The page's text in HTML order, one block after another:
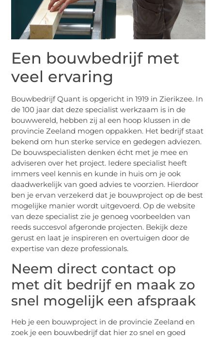
Een bouwbedrijf met
veel ervaring
Bouwbedrijf Quant is opgericht in 1919 in Zierikzee. In
de 100 jaar dat deze specialist werkzaam is in de
bouwwereld, hebben zij al een hoop klussen in de
provincie Zeeland mogen oppakken. Het bedrijf staat
bekend om hun sterke service en gedegen adviezen.
De bouwspecialisten denken écht met je mee en
adviseren over het project. Iedere specialist heeft
immers veel kennis en kunde in huis om je ook
daadwerkelijk van goed advies te voorzien. Hierdoor
ben je ervan verzekerd dat je bouwproject op de best
mogelijke manier wordt uitgevoerd. Op de website
van deze specialist zie je genoeg voorbeelden van
reeds succesvol afgeronde projecten. Bekijk deze
gerust en laat je inspireren en overtuigen door de
expertise van deze professionals.
Neem direct contact op
met dit bedrijf en maak zo
snel mogelijk een afspraak
Heb je een bouwproject in de provincie Zeeland en
zoek je een bouwbedrijf dat hier zo snel en goed